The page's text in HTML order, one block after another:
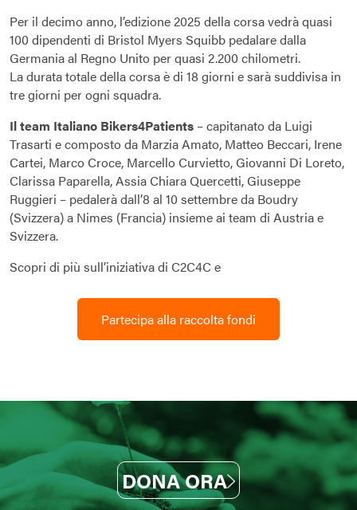
Per il decimo anno, l’edizione 2025 della corsa vedrà quasi
100 dipendenti di Bristol Myers Squibb pedalare dalla
Germania al Regno Unito per quasi 2.200 chilometri.
La durata totale della corsa è di 18 giorni e sarà suddivisa in
tre giorni per ogni squadra.
Il team Italiano Bikers4Patients – capitanato da Luigi
Trasarti e composto da Marzia Amato, Matteo Beccari, Irene
Cartei, Marco Croce, Marcello Curvietto, Giovanni Di Loreto,
Clarissa Paparella, Assia Chiara Quercetti, Giuseppe
Ruggieri – pedalerà dall’8 al 10 settembre da Boudry
(Svizzera) a Nimes (Francia) insieme ai team di Austria e
Svizzera.
Scopri di più sull’iniziativa di C2C4C e
Partecipa alla raccolta fondi
DONA ORA